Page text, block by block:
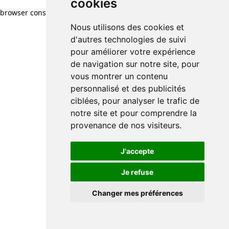
cookies
Nous utilisons des cookies et
d'autres technologies de suivi
pour améliorer votre expérience
de navigation sur notre site, pour
vous montrer un contenu
personnalisé et des publicités
ciblées, pour analyser le trafic de
notre site et pour comprendre la
provenance de nos visiteurs.
J'accepte
Je refuse
Changer mes préférences
browser console for more information)